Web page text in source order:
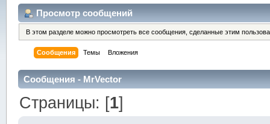
Просмотр сообщений
В этом разделе можно просмотреть все сообщения, сделанные этим
Сообщения Темы Вложения
Сообщения - MrVector
Страницы: [1]